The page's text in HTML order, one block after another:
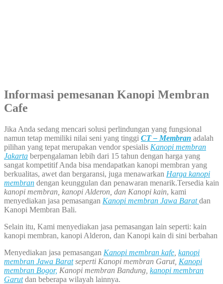
Informasi pemesanan Kanopi Membran
Cafe
Jika Anda sedang mencari solusi perlindungan yang fungsional
namun tetap memiliki nilai seni yang tinggi CT – Membran adalah
pilihan yang tepat merupakan vendor spesialis Kanopi membran
Jakarta berpengalaman lebih dari 15 tahun dengan harga yang
sangat kompetitif Anda bisa mendapatkan kanopi membran yang
berkualitas, awet dan bergaransi, juga menawarkan Harga kanopi
membran dengan keunggulan dan penawaran menarik.Tersedia kain
kanopi membran, kanopi Alderon, dan Kanopi kain, kami
menyediakan jasa pemasangan Kanopi membran Jawa Barat dan
Kanopi Membran Bali.
Selain itu, Kami menyediakan jasa pemasangan lain seperti: kain
kanopi membran, kanopi Alderon, dan Kanopi kain di sini berbahan
Menyediakan jasa pemasangan Kanopi membran kafe kanopi
membran Jawa Baratseperti Kanopi membran Garut, Kanopi
membran Bogor, Kanopi membran Bandung, kanopi membran
Garut dan beberapa wilayah lainnya.